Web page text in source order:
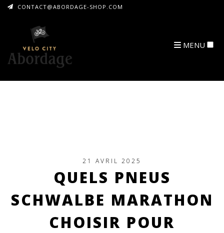
CONTACT@ABORDAGE-SHOP.COM
MENU
ARCHIVES
21 AVRIL 2025
QUELS PNEUS
SCHWALBE MARATHON
CHOISIR POUR